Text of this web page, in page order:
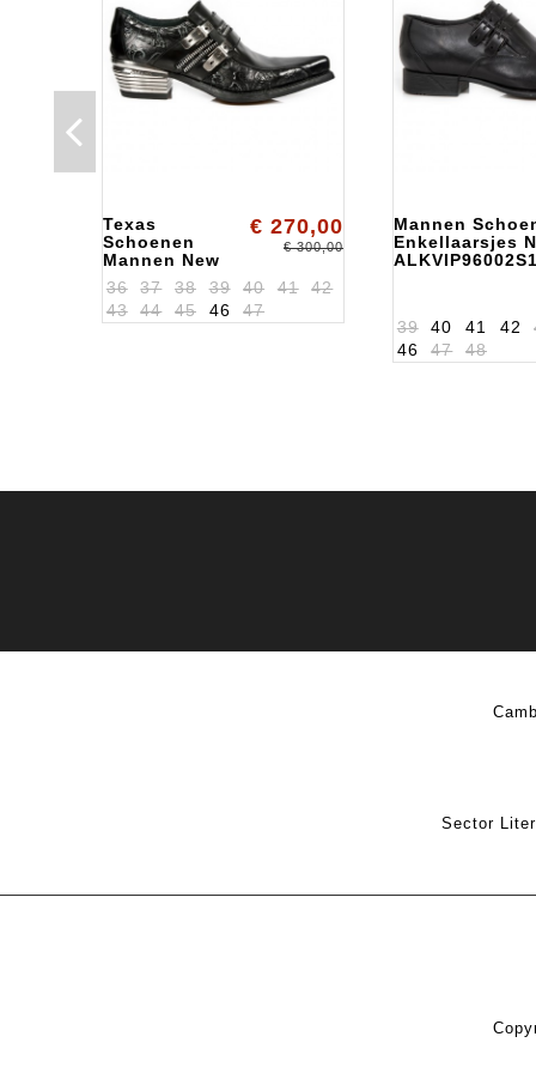
Texas
Schoenen
Mannen New
Rock
ALKWST002S1
€ 270,00
€ 300,00
36 37 38 39 40 41
42
43
44 45 46 47
Mannen
Enkellaarsjes
39 40 41 42
46
47 48
Sector